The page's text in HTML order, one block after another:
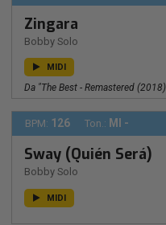
Zingara
Bobby Solo
MIDI
Da "The Best - Remastered
BPM: 126 Ton.: MI -
Sway (Quién Será)
Bobby Solo
MIDI